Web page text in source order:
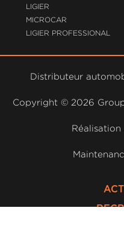
LIGIER
MICROCAR
LIGIER PROFESSIONAL
Distributeur
Copyright © 2026
Réalisation